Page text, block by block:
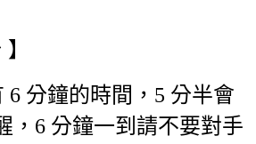
6 分鐘的時間，5 分半會
，6 分鐘一到請不要對手